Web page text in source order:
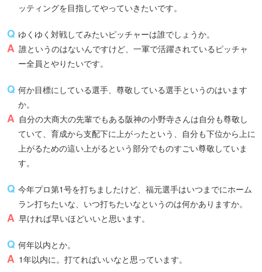
ッティングを目指してやっていきたいです。
ゆくゆく対戦してみたいピッチャーは誰でしょうか。
誰というのはないんですけど、一軍で活躍されているピッチャ
ー全員とやりたいです。
何か目標にしている選手、尊敬している選手というのはいます
か。
自分の大商大の先輩でもある阪神の小野寺さんは自分も尊敬し
ていて、育成から支配下に上がったという、自分も下位から上に
上がるための這い上がるという部分でものすごい尊敬していま
す。
今年プロ第1号を打ちましたけど、福元選手はいつまでにホーム
ラン打ちたいな、いつ打ちたいなというのは何かありますか。
早ければ早いほどいいと思います。
何年以内とか。
1年以内に。打てればいいなと思っています。